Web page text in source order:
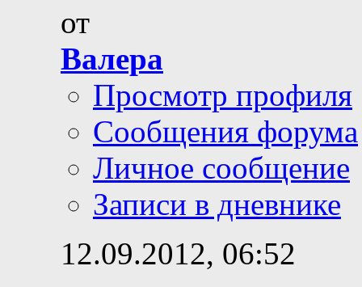
от
Валера
Просмотр профиля
Сообщения форума
Личное сообщение
Записи в дневнике
12.09.2012, 06:52